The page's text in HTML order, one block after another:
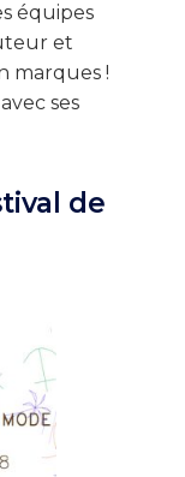
équipes
et
marques !
ses
de